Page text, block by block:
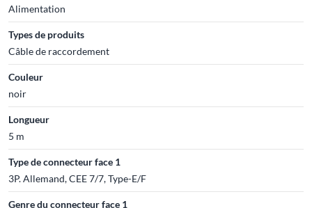
Alimentation
Types de produits
Câble de raccordement
Couleur
noir
Longueur
5 m
Type de connecteur face 1
3P. Allemand, CEE 7/7, Type-E/F
Genre du connecteur face 1